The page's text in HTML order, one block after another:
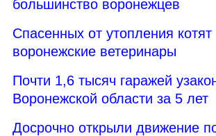
большинство воронежцев
Спасенных от утопления котят
воронежские ветеринары
Почти 1,6 тысяч гаражей
Воронежской области за 5 лет
Досрочно открыли движение